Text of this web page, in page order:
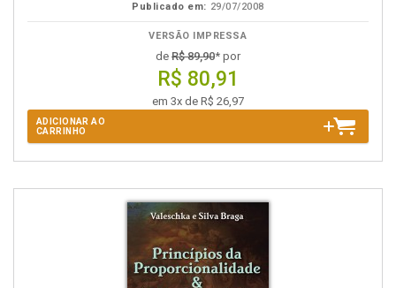
Publicado em: 29/07/2008
VERSÃO IMPRESSA
de R$ 89,90* por
R$ 80,91
em 3x de R$ 26,97
ADICIONAR AO
CARRINHO